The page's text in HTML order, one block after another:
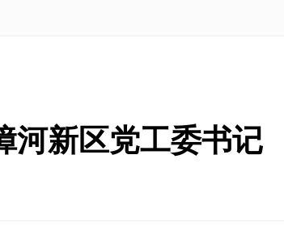
河新区党工委书记